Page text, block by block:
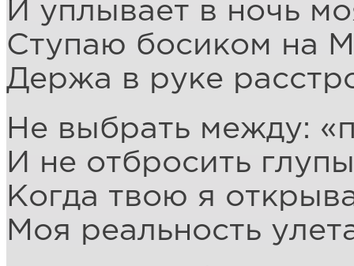
И уплывает в ночь
Ступаю босиком на
Держа в руке
Не выбрать между:
И не отбросить
Когда твою я
Моя реальность